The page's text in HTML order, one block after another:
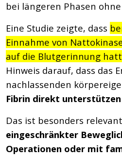
bei längeren Phasen
Eine Studie zeigte, dass
Einnahme von
auf die Blutgerinnung
Hinweis darauf, dass das
nachlassenden
Fibrin direkt unterstützen
Das ist besonders
eingeschränkter
Operationen oder mit